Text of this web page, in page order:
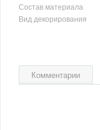
Состав материала
Вид декорирования
Комментарии